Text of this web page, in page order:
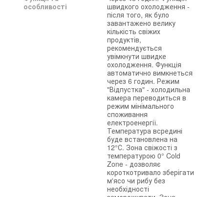
особливості
швидкого охолодження -
після того, як було
завантажено велику
кількість свіжих
продуктів,
рекомендується
увімкнути швидке
охолодження. Функція
автоматично вимкнеться
через 6 годин. Режим
"Відпустка" - холодильна
камера переводиться в
режим мінімального
споживання
електроенергії.
Температура всредині
буде встановлена на
12°С. Зона свіжості з
температурою 0° Cold
Zone - дозволяє
короткотривало зберігати
м'ясо чи рибу без
необхідності